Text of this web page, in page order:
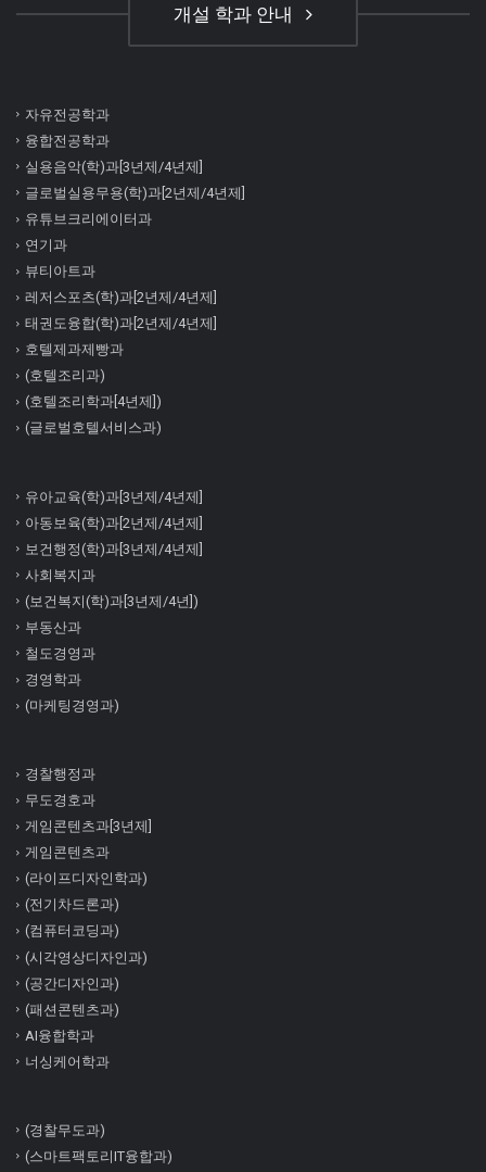
개설 학과 안내
자유전공학과
융합전공학과
실용음악(학)과[3년제/4년제]
글로벌실용무용(학)과[2년제/4년제]
유튜브크리에이터과
연기과
뷰티아트과
레저스포츠(학)과[2년제/4년제]
태권도융합(학)과[2년제/4년제]
호텔제과제빵과
(호텔조리과)
(호텔조리학과[4년제])
(글로벌호텔서비스과)
유아교육(학)과[3년제/4년제]
아동보육(학)과[2년제/4년제]
보건행정(학)과[3년제/4년제]
사회복지과
(보건복지(학)과[3년제/4년])
부동산과
철도경영과
경영학과
(마케팅경영과)
경찰행정과
무도경호과
게임콘텐츠과[3년제]
게임콘텐츠과
(라이프디자인학과)
(전기차드론과)
(컴퓨터코딩과)
(시각영상디자인과)
(공간디자인과)
(패션콘텐츠과)
AI융합학과
너싱케어학과
(경찰무도과)
(스마트팩토리IT융합과)